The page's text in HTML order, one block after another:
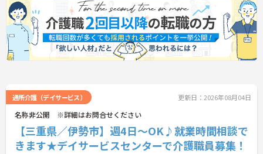
通所介護（デイサービス） 更新日：2026年08月04日
名称非公開 ※詳細はお問合せください
【三重県／伊勢市】週4日～OK♪就業時間相談で
きます★デイサービスセンターで介護職員募集！